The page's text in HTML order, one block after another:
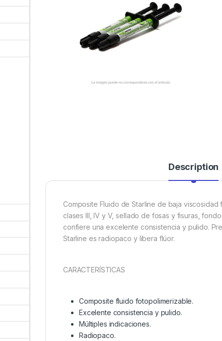
Description
Composite Fluido de Starline de baja
clases III, IV y V, sellado de fosas y fisuras,
confiere una excelente consistencia y pulido.
Starline es radiopaco y libera flúor.
CARACTERÍSTICAS
Composite fluido fotopolimerizable.
Excelente consistencia y pulido.
Múltiples indicaciones.
Radiopaco.